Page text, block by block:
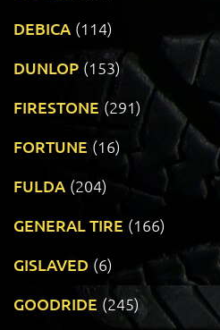
DEBICA (114)
DUNLOP (153)
FIRESTONE (291)
FORTUNE (16)
FULDA (204)
GENERAL TIRE (166)
GISLAVED (6)
GOODRIDE (245)